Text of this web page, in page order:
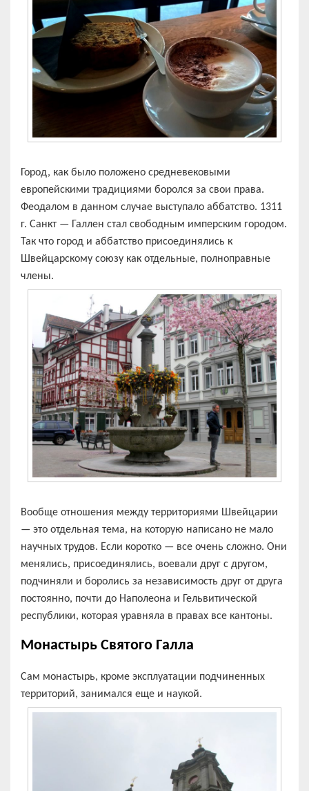
Город, как было положено средневековыми
европейскими традициями боролся за свои права.
Феодалом в данном случае выступало аббатство. 1311
г. Санкт — Галлен стал свободным имперским городом.
Так что город и аббатство присоединялись к
Швейцарскому союзу как отдельные, полноправные
члены.
Вообще отношения между территориями Швейцарии
— это отдельная тема, на которую написано не мало
научных трудов. Если коротко — все очень сложно. Они
менялись, присоединялись, воевали друг с другом,
подчиняли и боролись за независимость друг от друга
постоянно, почти до Наполеона и Гельвитической
республики, которая уравняла в правах все кантоны.
Монастырь Святого Галла
Сам монастырь, кроме эксплуатации подчиненных
территорий, занимался еще и наукой.